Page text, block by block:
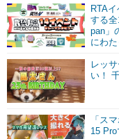
マンガ
ニコニコQ
RTA
する
pan」
にわ
レッ
い！
「ス
15